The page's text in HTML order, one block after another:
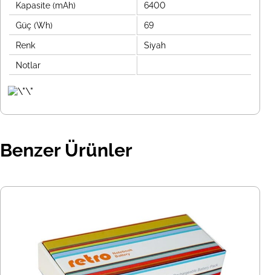
Kapasite (mAh) 6400
Güç (Wh) 69
Renk Siyah
Notlar
Benzer Ürünler